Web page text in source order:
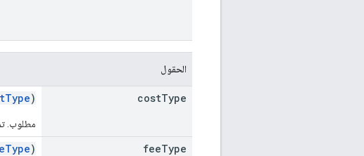
الحقول
costType
)
مطلوب.
feeType
)